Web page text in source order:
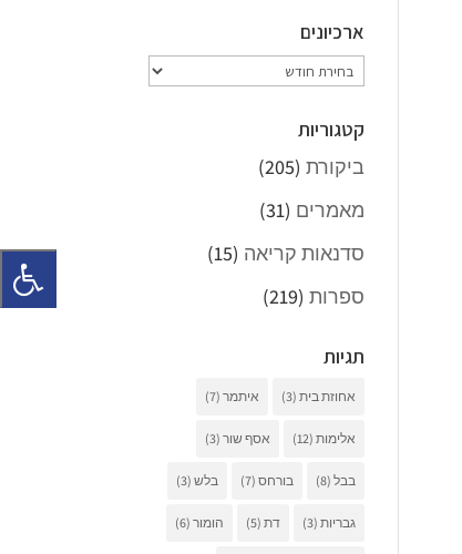
ארכיונים
ארכיונים
קטגוריות
ביקורת (205)
מאמרים (31)
סדנאות קריאה (15)
ספרות (219)
תגיות
אחוזת בית (3) איתמר (7)
אלימות (12) אסף שור (3)
בבל (8) בורחס (7) בלש (3)
גבריות (3) דת (5) הומור (6)